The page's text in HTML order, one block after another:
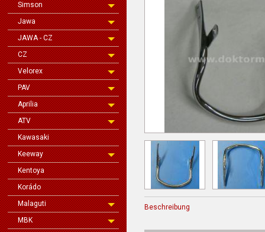
Simson
Jawa
JAWA - CZ
CZ
Velorex
PAV
Aprilia
ATV
Kawasaki
Keeway
Kentoya
Korádo
Malaguti
MBK
Beschreibung